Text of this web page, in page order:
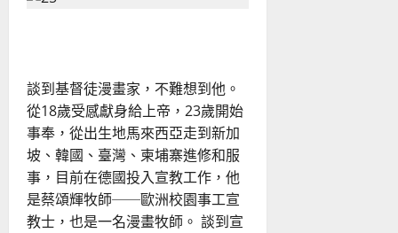
仰
竟
有
這
樣
的
交
集？
談到基督徒漫畫家，不難想到他。
從18歲受感獻身給上帝，23歲開始
事奉，從出生地馬來西亞走到新加
坡、韓國、臺灣、柬埔寨進修和服
事，目前在德國投入宣教工作，他
是蔡頌輝牧師──歐洲校園事工宣
教士，也是一名漫畫牧師。 談到宣